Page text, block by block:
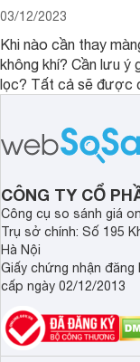
03/12/2023
Khi nào cần thay
không khí? Cần lưu ý
lọc? Tất cả sẽ được
CÔNG TY CỔ
Công cụ so sánh giá
Trụ sở chính: Số 195
Hà Nội
Giấy chứng nhận đăng
cấp ngày 02/12/2013